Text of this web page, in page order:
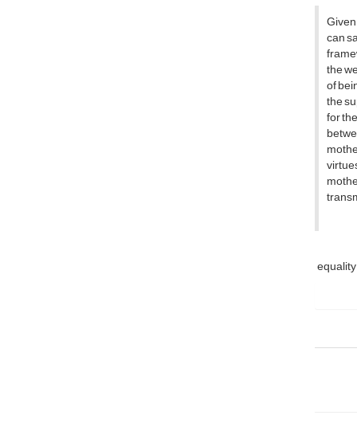
can
the
of
the
for
equality